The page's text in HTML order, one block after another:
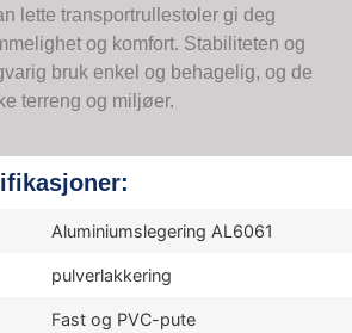
lette transportrullestoler gi deg
og komfort. Stabiliteten og
bruk enkel og behagelig, og de
terreng og miljøer.
Aluminiumslegering AL6061
pulverlakkering
Fast og PVC-pute